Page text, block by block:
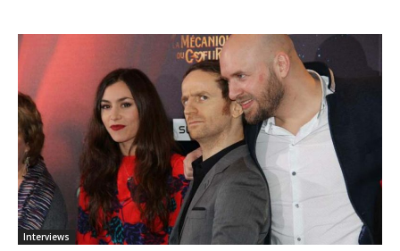
Interviews